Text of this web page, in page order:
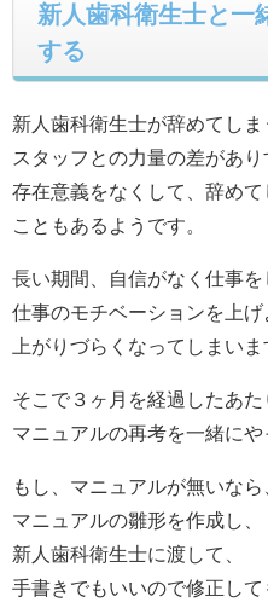
新人歯科衛生士と一
する
新人歯科衛生士が辞めてしま
スタッフとの力量の差があり
存在意義をなくして、辞めて
こともあるようです。
長い期間、自信がなく仕事を
仕事のモチベーションを上げ
上がりづらくなってしまいま
そこで３ヶ月を経過したあた
マニュアルの再考を一緒にや
もし、マニュアルが無いなら
マニュアルの雛形を作成し、
新人歯科衛生士に渡して、
手書きでもいいので修正して